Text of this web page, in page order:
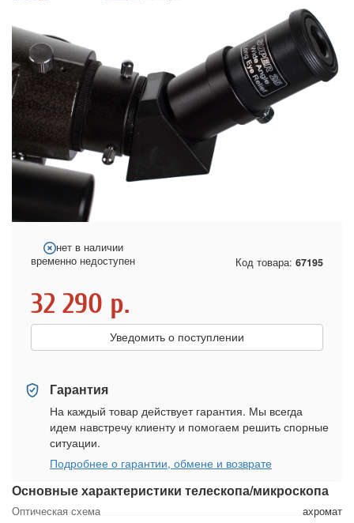
Основные характеристики телескопа/микроскопа
Оптическая схема
ахромат
нет в наличии
временно недоступен
Код товара: 67195
32 290 р.
Уведомить о поступлении
Гарантия
На каждый товар действует гарантия. Мы всегда
идем навстречу клиенту и помогаем решить спорные
ситуации.
Подробнее о гарантии, обмене и возврате